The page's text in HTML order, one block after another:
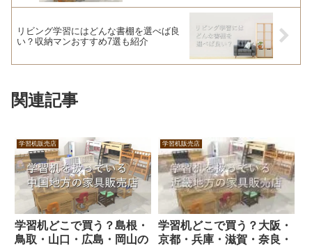
リビング学習にはどんな書棚を選べば良
い？収納マンおすすめ7選も紹介
関連記事
学習机販売店
学習机どこで買う？島根・
鳥取・山口・広島・岡山の
学習机販売店
学習机どこで買う？大阪・
京都・兵庫・滋賀・奈良・